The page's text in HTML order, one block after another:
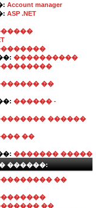
Account manager
ASP .NET
����������
��
������ -
������
��
������� �����
������:
��
��